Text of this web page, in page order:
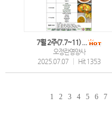
7월 2주(7.7~11) ...
오정란영양사
2025.07.07
Hit 1353
1 2 3 4 5 6 7